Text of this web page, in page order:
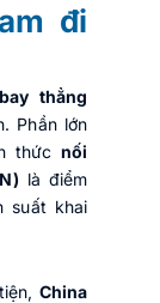
đi
thẳng
Phần lớn
thứcnối
là điểm
suất khai
China